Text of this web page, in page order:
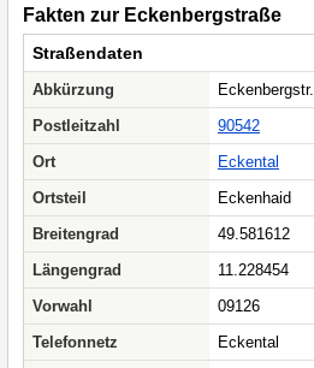
Fakten zur Eckenbergstraße
Straßendaten
Abkürzung
Eckenbergstr.
Postleitzahl
90542
Ort
Eckental
Ortsteil
Eckenhaid
Breitengrad
49.581612
Längengrad
11.228454
Vorwahl
09126
Telefonnetz
Eckental